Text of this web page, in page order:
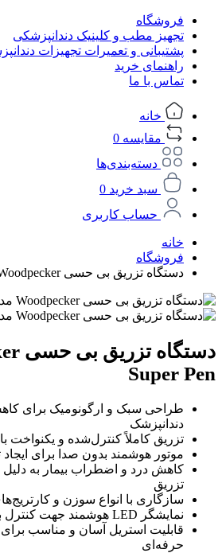
فروشگاه
تجهیز مطب و کلینیک دندانپزشکی
پشتیبانی و تعمیرات تجهیزات
راهنمای خرید
تماس با ما
خانه
مقایسه 0
دسته‌بندی‌ها
سبد خرید 0
حساب کاربری
خانه
فروشگاه
دستگاه تزریق بی حسی Woodpecker مدل Super Pen
Super Pen
طراحی سبک و ارگونومیک برای
دندانپزشک
تزریق کاملاً کنترل‌شده و
موتور هوشمند بدون صدا برای ایجاد
کاهش درد و اضطراب بیمار به دلیل
تزریق
سازگاری با انواع سوزن‌ و
نمایشگر LED هوشمند جهت کنترل بهتر پارامترها
قابلیت استریل آسان و مناسب
حرفه‌ای